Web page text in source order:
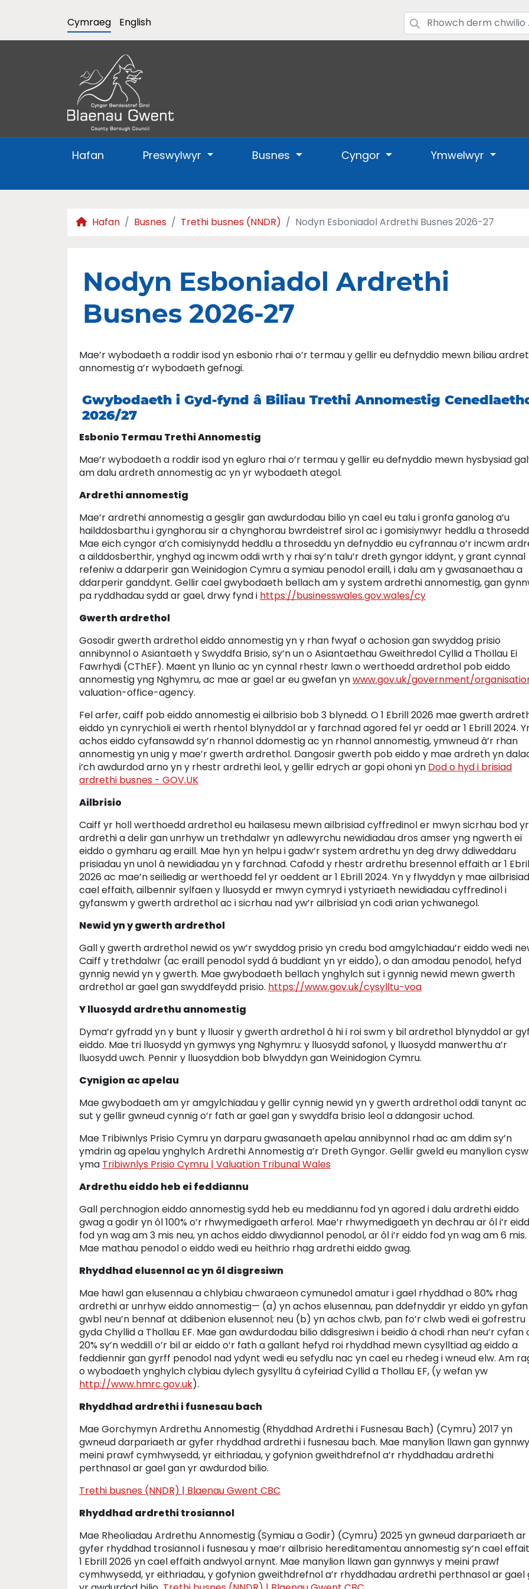
Cymraeg English
Hafan Preswylwyr Busnes Cyngor Ymwelwyr
Hafan Busnes Trethi busnes (NNDR) Nodyn Esboniadol Ardrethi Busnes 2026-27
Nodyn Esboniadol Ardrethi
Busnes 2026-27
Mae’r wybodaeth a roddir isod yn esbonio rhai o’r termau y gellir eu defnyddio mewn biliau
annomestig a’r wybodaeth gefnogi.
Gwybodaeth i Gyd-fynd â Biliau Trethi Annomestig
2026/27
Esbonio Termau Trethi Annomestig
Mae’r wybodaeth a roddir isod yn egluro rhai o’r termau y gellir eu defnyddio mewn hysbysiad
am dalu ardreth annomestig ac yn yr wybodaeth ategol.
Ardrethi annomestig
Mae’r ardrethi annomestig a gesglir gan awdurdodau bilio yn cael eu talu i gronfa ganolog a’u
hailddosbarthu i gynghorau sir a chynghorau bwrdeistref sirol ac i gomisiynwyr heddlu a
Mae eich cyngor a’ch comisiynydd heddlu a throseddu yn defnyddio eu cyfrannau o’r incwm
a ailddosberthir, ynghyd ag incwm oddi wrth y rhai sy’n talu’r dreth gyngor iddynt, y grant cynnal
refeniw a ddarperir gan Weinidogion Cymru a symiau penodol eraill, i dalu am y gwasanaethau a
ddarperir ganddynt. Gellir cael gwybodaeth bellach am y system ardrethi annomestig, gan
pa ryddhadau sydd ar gael, drwy fynd i https://businesswales.gov.wales/cy
Gwerth ardrethol
Gosodir gwerth ardrethol eiddo annomestig yn y rhan fwyaf o achosion gan swyddog prisio
annibynnol o Asiantaeth y Swyddfa Brisio, sy’n un o Asiantaethau Gweithredol Cyllid a Thollau Ei
Fawrhydi (CThEF). Maent yn llunio ac yn cynnal rhestr lawn o werthoedd ardrethol pob eiddo
annomestig yng Nghymru, ac mae ar gael ar eu gwefan ynwww.gov.uk/government/
valuation-office-agency.
Fel arfer, caiff pob eiddo annomestig ei ailbrisio bob 3 blynedd. O 1 Ebrill 2026 mae gwerth
eiddo yn cynrychioli ei werth rhentol blynyddol ar y farchnad agored fel yr oedd ar 1 Ebrill 2024.
achos eiddo cyfansawdd sy’n rhannol ddomestig ac yn rhannol annomestig, ymwneud â’r rhan
annomestig yn unig y mae’r gwerth ardrethol. Dangosir gwerth pob eiddo y mae ardreth yn
i’ch awdurdod arno yn y rhestr ardrethi leol, y gellir edrych ar gopi ohoni yn Dod o hyd i brisiad
ardrethi busnes - GOV.UK
Ailbrisio
Caiff yr holl werthoedd ardrethol eu hailasesu mewn ailbrisiad cyffredinol er mwyn sicrhau bod yr
ardrethi a delir gan unrhyw un trethdalwr yn adlewyrchu newidiadau dros amser yng ngwerth ei
eiddo o gymharu ag eraill. Mae hyn yn helpu i gadw’r system ardrethu yn deg drwy ddiweddaru
prisiadau yn unol â newidiadau yn y farchnad. Cafodd y rhestr ardrethu bresennol effaith ar 1
2026 ac mae’n seiliedig ar werthoedd fel yr oeddent ar 1 Ebrill 2024. Yn y flwyddyn y mae
cael effaith, ailbennir sylfaen y lluosydd er mwyn cymryd i ystyriaeth newidiadau cyffredinol i
gyfanswm y gwerth ardrethol ac i sicrhau nad yw’r ailbrisiad yn codi arian ychwanegol.
Newid yn y gwerth ardrethol
Gall y gwerth ardrethol newid os yw’r swyddog prisio yn credu bod amgylchiadau’r eiddo wedi
Caiff y trethdalwr (ac eraill penodol sydd â buddiant yn yr eiddo), o dan amodau penodol, hefyd
gynnig newid yn y gwerth. Mae gwybodaeth bellach ynghylch sut i gynnig newid mewn gwerth
ardrethol ar gael gan swyddfeydd prisio. https://www.gov.uk/cysylltu-voa
Y lluosydd ardrethu annomestig
Dyma’r gyfradd yn y bunt y lluosir y gwerth ardrethol â hi i roi swm y bil ardrethol blynyddol ar
eiddo. Mae tri lluosydd yn gymwys yng Nghymru: y lluosydd safonol, y lluosydd manwerthu a’r
lluosydd uwch. Pennir y lluosyddion bob blwyddyn gan Weinidogion Cymru.
Cynigion ac apelau
Mae gwybodaeth am yr amgylchiadau y gellir cynnig newid yn y gwerth ardrethol oddi tanynt
sut y gellir gwneud cynnig o’r fath ar gael gan y swyddfa brisio leol a ddangosir uchod.
Mae Tribiwnlys Prisio Cymru yn darparu gwasanaeth apelau annibynnol rhad ac am ddim sy’n
ymdrin ag apelau ynghylch Ardrethi Annomestig a’r Dreth Gyngor. Gellir gweld eu manylion
yma Tribiwnlys Prisio Cymru | Valuation Tribunal Wales
Ardrethu eiddo heb ei feddiannu
Gall perchnogion eiddo annomestig sydd heb eu meddiannu fod yn agored i dalu ardrethi eiddo
gwag a godir yn ôl 100% o’r rhwymedigaeth arferol. Mae’r rhwymedigaeth yn dechrau ar ôl i’r
fod yn wag am 3 mis neu, yn achos eiddo diwydiannol penodol, ar ôl i’r eiddo fod yn wag am 6 mis.
Mae mathau penodol o eiddo wedi eu heithrio rhag ardrethi eiddo gwag.
Rhyddhad elusennol ac yn ôl disgresiwn
Mae hawl gan elusennau a chlybiau chwaraeon cymunedol amatur i gael rhyddhad o 80% rhag
ardrethi ar unrhyw eiddo annomestig— (a) yn achos elusennau, pan ddefnyddir yr eiddo yn gyfan
gwbl neu’n bennaf at ddibenion elusennol; neu (b) yn achos clwb, pan fo’r clwb wedi ei gofrestru
gyda Chyllid a Thollau EF. Mae gan awdurdodau bilio ddisgresiwn i beidio â chodi rhan neu’r cyfan
20% sy’n weddill o’r bil ar eiddo o’r fath a gallant hefyd roi rhyddhad mewn cysylltiad ag eiddo a
feddiennir gan gyrff penodol nad ydynt wedi eu sefydlu nac yn cael eu rhedeg i wneud elw. Am
o wybodaeth ynghylch clybiau dylech gysylltu â cyfeiriad Cyllid a Thollau EF, (y wefan yw
http://www.hmrc.gov.uk).
Rhyddhad ardrethi i fusnesau bach
Mae Gorchymyn Ardrethu Annomestig (Rhyddhad Ardrethi i Fusnesau Bach) (Cymru) 2017 yn
gwneud darpariaeth ar gyfer rhyddhad ardrethi i fusnesau bach. Mae manylion llawn gan
meini prawf cymhwysedd, yr eithriadau, y gofynion gweithdrefnol a’r rhyddhadau ardrethi
perthnasol ar gael gan yr awdurdod bilio.
Trethi busnes (NNDR) | Blaenau Gwent CBC
Rhyddhad ardrethi trosiannol
Mae Rheoliadau Ardrethu Annomestig (Symiau a Godir) (Cymru) 2025 yn gwneud darpariaeth ar
gyfer rhyddhad trosiannol i fusnesau y mae’r ailbrisio hereditamentau annomestig sy’n cael
1 Ebrill 2026 yn cael effaith andwyol arnynt. Mae manylion llawn gan gynnwys y meini prawf
cymhwysedd, yr eithriadau, y gofynion gweithdrefnol a’r rhyddhadau ardrethi perthnasol ar gael